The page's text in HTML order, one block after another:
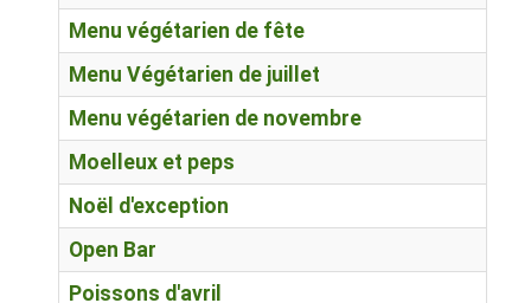
Menu végétarien de fête
Menu Végétarien de juillet
Menu végétarien de novembre
Moelleux et peps
Noël d'exception
Open Bar
Poissons d'avril